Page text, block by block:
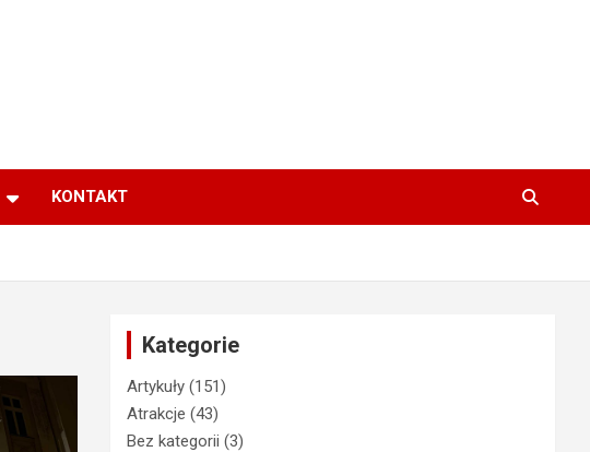
KONTAKT
Kategorie
Artykuły (151)
Atrakcje (43)
Bez kategorii (3)